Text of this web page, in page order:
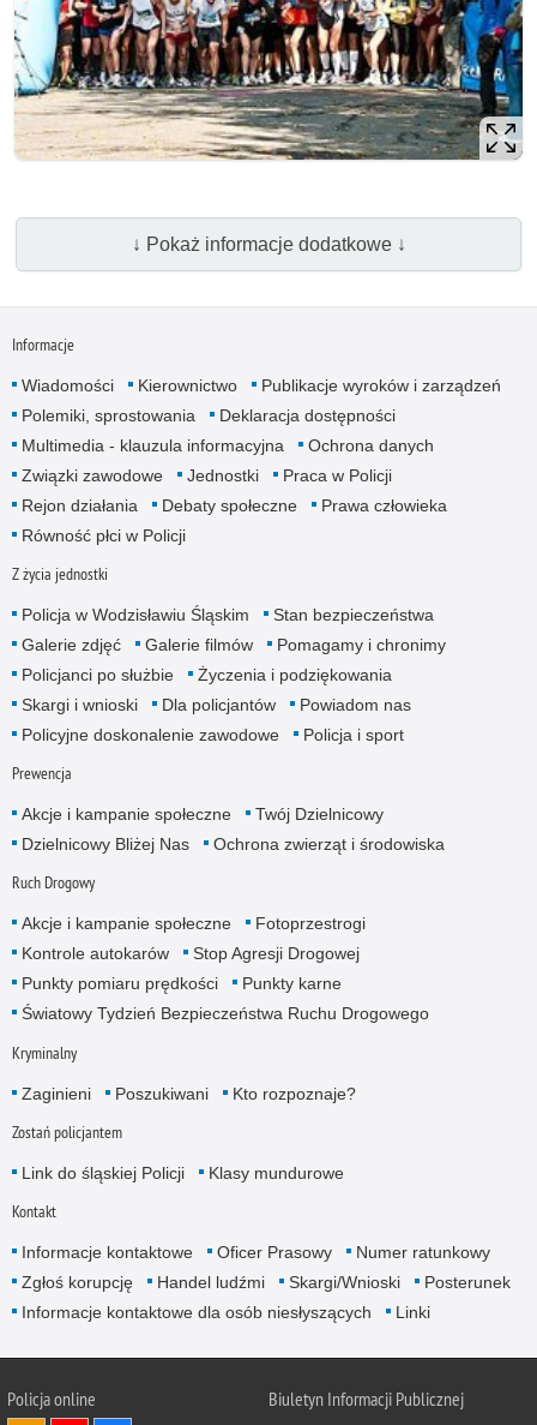
↓ Pokaż informacje dodatkowe ↓
Informacje
Wiadomości Kierownictwo
Publikacje wyroków i zarządzeń
Polemiki, sprostowania
Deklaracja dostępności
Multimedia - klauzula informacyjna
Ochrona danych
Związki zawodowe
Jednostki
Praca w Policji
Rejon działania
Debaty społeczne
Prawa człowieka
Równość płci w Policji
Z życia jednostki
Policja w Wodzisławiu Śląskim
Stan bezpieczeństwa
Galerie zdjęć
Galerie filmów
Pomagamy i chronimy
Policjanci po służbie
Życzenia i podziękowania
Skargi i wnioski
Dla policjantów
Powiadom nas
Policyjne doskonalenie zawodowe
Policja i sport
Prewencja
Akcje i kampanie społeczne
Twój Dzielnicowy
Dzielnicowy Bliżej Nas
Ochrona zwierząt i środowiska
Ruch Drogowy
Akcje i kampanie społeczne
Fotoprzestrogi
Kontrole autokarów
Stop Agresji Drogowej
Punkty pomiaru prędkości
Punkty karne
Światowy Tydzień Bezpieczeństwa Ruchu Drogowego
Kryminalny
Zaginieni Poszukiwani Kto rozpoznaje?
Zostań policjantem
Link do śląskiej Policji Klasy mundurowe
Kontakt
Informacje kontaktowe Oficer Prasowy
Numer ratunkowy
Zgłoś korupcję
Handel ludźmi Skargi/Wnioski
Posterunek
Informacje kontaktowe dla osób niesłyszących
Linki
Policja online Biuletyn Informacji Publicznej